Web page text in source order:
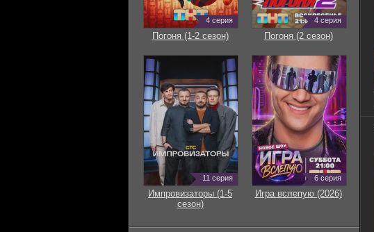
4 серия
Погоня (1-2 сезон)
4 серия
Погоня (2 сезон)
11 серия
Импровизаторы (1-5
сезон)
6 серия
Игра вслепую (2026)